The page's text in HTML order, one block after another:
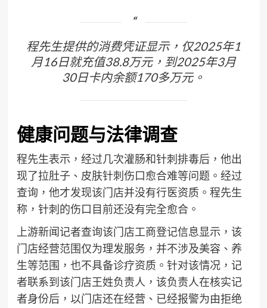
程先生提供的消费凭证显示，仅2025年1
月16日就充值38.8万元，到2025年3月
30日卡内余额170多万元。
健康问题与法律调查
程先生表示，经过几次灌肠和针刺排毒后，他出
现了拉肚子、皮肤针刺伤口愈合难等问题。经过
查询，他才发现该门店并没有行医资质。程先生
称，针刺的伤口目前还没有完全愈合。
上游新闻记者查询该门店工商登记信息显示，该
门店经营范围仅为理发服务，并不涉及美容、养
生等范围，也不具备诊疗资质。针对该情况，记
者联系到该门店王姓负责人，该负责人在核实记
者身份后，以门店还在经营、已经报警为由拒绝